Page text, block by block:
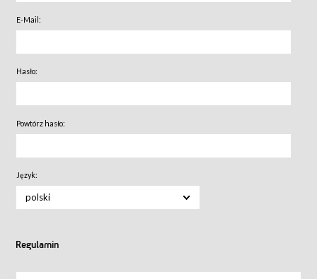
E-Mail:
Hasło:
Powtórz hasło:
Język:
polski
Regulamin